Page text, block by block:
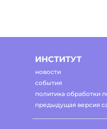
ИНСТИТУТ
новости
события
политика обработки
предыдущая версия